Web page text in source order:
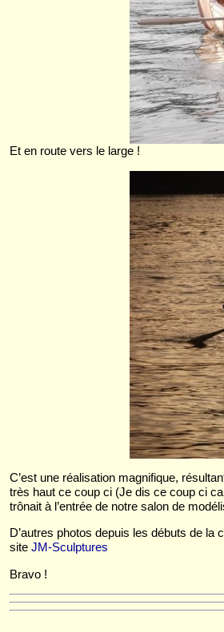
Et en route vers le large !
C’est une réalisation magnifique,
très haut ce coup ci (Je dis ce coup ci
trônait à l’entrée de notre salon de
D’autres photos depuis les débuts de la
site JM-Sculptures
Bravo !